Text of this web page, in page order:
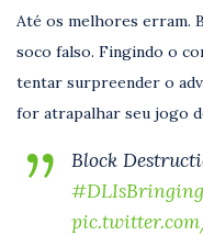
Até os melhores erram.
soco falso. Fingindo o
tentar surpreender o
for atrapalhar seu jogo
Block